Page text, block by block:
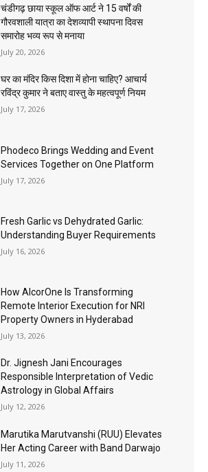
चंडीगढ़ छाया स्कूल ऑफ आर्ट ने 15 वर्षों की
गौरवशाली यात्रा का देशव्यापी स्थापना दिवस
समारोह भव्य रूप से मनाया
July 20, 2026
घर का मंदिर किस दिशा में होना चाहिए? आचार्य
रविंद्र कुमार ने बताए वास्तु के महत्वपूर्ण नियम
July 17, 2026
Phodeco Brings Wedding and Event
Services Together on One Platform
July 17, 2026
Fresh Garlic vs Dehydrated Garlic:
Understanding Buyer Requirements
July 16, 2026
How AlcorOne Is Transforming
Remote Interior Execution for NRI
Property Owners in Hyderabad
July 13, 2026
Dr. Jignesh Jani Encourages
Responsible Interpretation of Vedic
Astrology in Global Affairs
July 12, 2026
Marutika Marutvanshi (RUU) Elevates
Her Acting Career with Band Darwajo
July 11, 2026